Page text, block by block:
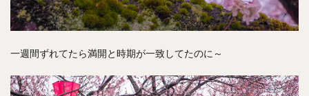
一週間ずれてたら満開と時期が一致してたのに～